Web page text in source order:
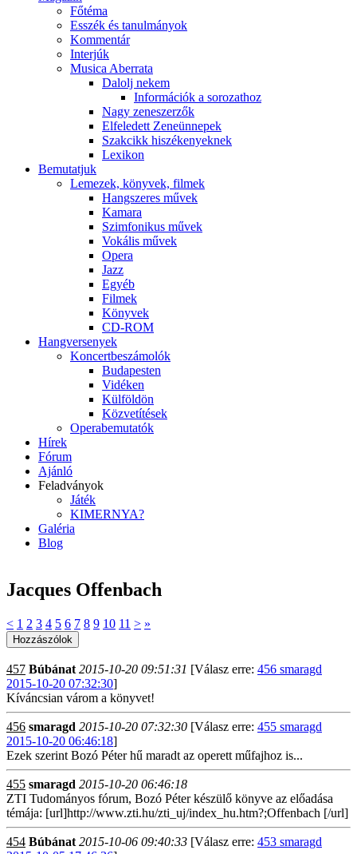
Főtéma
Esszék és tanulmányok
Kommentár
Interjúk
Musica Aberrata
Dalolj nekem
Információk a sorozathoz
Nagy zeneszerzők
Elfeledett Zeneünnepek
Szakcikk hiszékenyeknek
Lexikon
Bemutatjuk
Lemezek, könyvek, filmek
Hangszeres művek
Kamara
Szimfonikus művek
Vokális művek
Opera
Jazz
Egyéb
Filmek
Könyvek
CD-ROM
Hangversenyek
Koncertbeszámolók
Budapesten
Vidéken
Külföldön
Közvetítések
Operabemutatók
Hírek
Fórum
Ajánló
Feladványok
Játék
KIMERNYA?
Galéria
Blog
Jacques Offenbach
< 1 2 3 4 5 6 7 8 9 10 11 > »
457 Búbánat 2015-10-20 09:51:31 [Válasz erre: 456 smaragd
2015-10-20 07:32:30]
Kíváncsian várom a könyvet!
456 smaragd 2015-10-20 07:32:30 [Válasz erre: 455 smaragd
2015-10-20 06:46:18]
Ezek szerint Bozó Péter hű maradt az operett műfajhoz is...
455 smaragd 2015-10-20 06:46:18
ZTI Tudományos fórum, Bozó Péter készülő könyve az előadása
témája: [url]http://www.zti.hu/zti_uj/index_hu.htm?;Offenbach [/url]
454 Búbánat 2015-10-06 09:40:33 [Válasz erre: 453 smaragd